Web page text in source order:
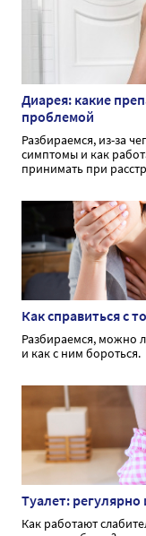
Диарея: какие
проблемой
Разбираемся, из-за
симптомы и как
принимать при
Как справиться с
Разбираемся, можно
и как с ним бороться.
Туалет: регулярно
Как работают